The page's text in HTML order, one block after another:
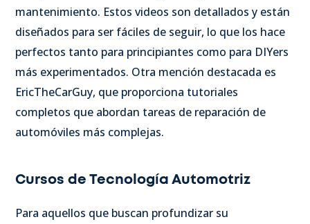
mantenimiento. Estos videos son detallados y están
diseñados para ser fáciles de seguir, lo que los hace
perfectos tanto para principiantes como para DIYers
más experimentados. Otra mención destacada es
EricTheCarGuy, que proporciona tutoriales
completos que abordan tareas de reparación de
automóviles más complejas.
Cursos de Tecnología Automotriz
Para aquellos que buscan profundizar su